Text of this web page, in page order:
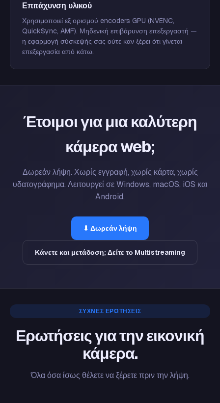
Επιτάχυνση υλικού
Χρησιμοποιεί εξ ορισμού encoders GPU (NVENC,
QuickSync, AMF). Μηδενική επιβάρυνση επεξεργαστή —
η εφαρμογή σύσκεψής σας ούτε καν ξέρει ότι γίνεται
επεξεργασία από κάτω.
Έτοιμοι για μια καλύτερη
κάμερα web;
Δωρεάν λήψη. Χωρίς εγγραφή, χωρίς κάρτα, χωρίς
υδατογράφημα. Λειτουργεί σε Windows, macOS, iOS και
Android.
⬇ Δωρεάν λήψη
Κάνετε και μετάδοση; Δείτε το Multistreaming
ΣΥΧΝΈΣ ΕΡΩΤΉΣΕΙΣ
Ερωτήσεις για την εικονική
κάμερα.
Όλα όσα ίσως θέλετε να ξέρετε πριν την λήψη.